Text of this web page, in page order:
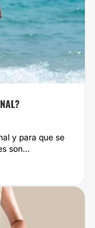
y para que se
son...